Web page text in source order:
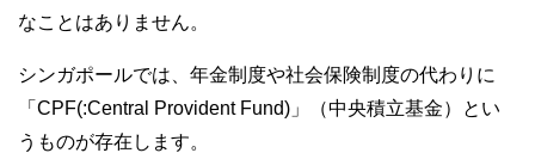
なことはありません。
シンガポールでは、年金制度や社会保険制度の代わりに
「CPF(:Central Provident Fund)」（中央積立基金）とい
うものが存在します。